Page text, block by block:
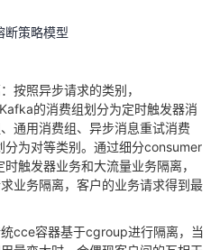
断策略模型
按照异步请求的类别，
Kafka的消费组划分为定时触发器消
通用消费组、异步消息重试消费
分为对等类别。通过细分consumer
时触发器业务和大流量业务隔离，
业务隔离，客户的业务请求得到最
cce容器基于cgroup进行隔离，当